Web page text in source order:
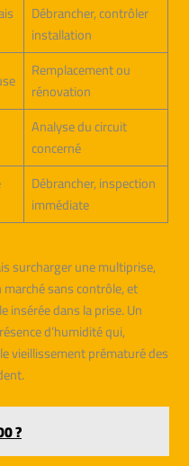
Débrancher, contrôler
installation
Remplacement ou
rénovation
Analyse du circuit
concerné
Débrancher, inspection
immédiate
surcharger une multiprise,
sans contrôle, et
insérée dans la prise. Un
d’humidité qui,
vieillissement prématuré des
?